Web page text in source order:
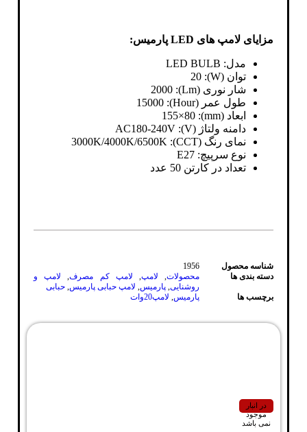
مزایای لامپ های LED پارمیس:
مدل: LED BULB
توان (W): 20
شار نوری (Lm): 2000
طول عمر (Hour): 15000
ابعاد (mm): 155×80
دامنه ولتاژ (V): AC180-240V
نمای رنگ (CCT): 3000K/4000K/6500K
نوع سرپیچ: E27
تعداد در کارتن 50 عدد
شناسه محصول
1956
دسته بندی ها
محصولات, لامپ, لامپ کم مصرف, لامپ و
روشنایی, پارمیس, لامپ حبابی پارمیس, حبابی
برچسب ها
پارمیس, لامپ20وات
در انبار
موجود
نمی باشد